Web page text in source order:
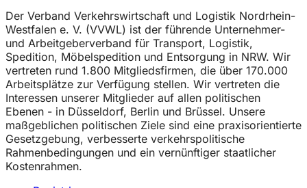
Der Verband Verkehrswirtschaft und Logistik Nordrhein-
Westfalen e. V. (VVWL) ist der führende Unternehmer-
und Arbeitgeberverband für Transport, Logistik,
Spedition, Möbelspedition und Entsorgung in NRW. Wir
vertreten rund 1.800 Mitgliedsfirmen, die über 170.000
Arbeitsplätze zur Verfügung stellen. Wir vertreten die
Interessen unserer Mitglieder auf allen politischen
Ebenen - in Düsseldorf, Berlin und Brüssel. Unsere
maßgeblichen politischen Ziele sind eine praxisorientierte
Gesetzgebung, verbesserte verkehrspolitische
Rahmenbedingungen und ein vernünftiger staatlicher
Kostenrahmen.